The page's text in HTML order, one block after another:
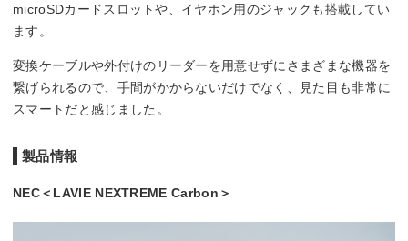
microSDカードスロットや、イヤホン用のジャックも搭載してい
ます。
変換ケーブルや外付けのリーダーを用意せずにさまざまな機器を
繋げられるので、手間がかからないだけでなく、見た目も非常に
スマートだと感じました。
製品情報
NEC＜LAVIE NEXTREME Carbon＞